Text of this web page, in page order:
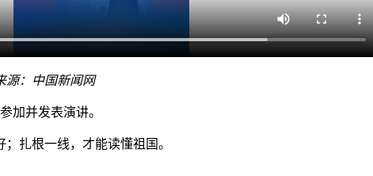
源：中国新闻网
加并发表演讲。
扎根一线，才能读懂祖国。